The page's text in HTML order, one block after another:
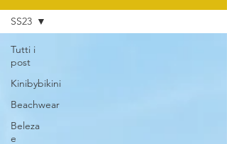
Tutti i
post
Kinibybikini
Beachwear
Beleza
e
SS23